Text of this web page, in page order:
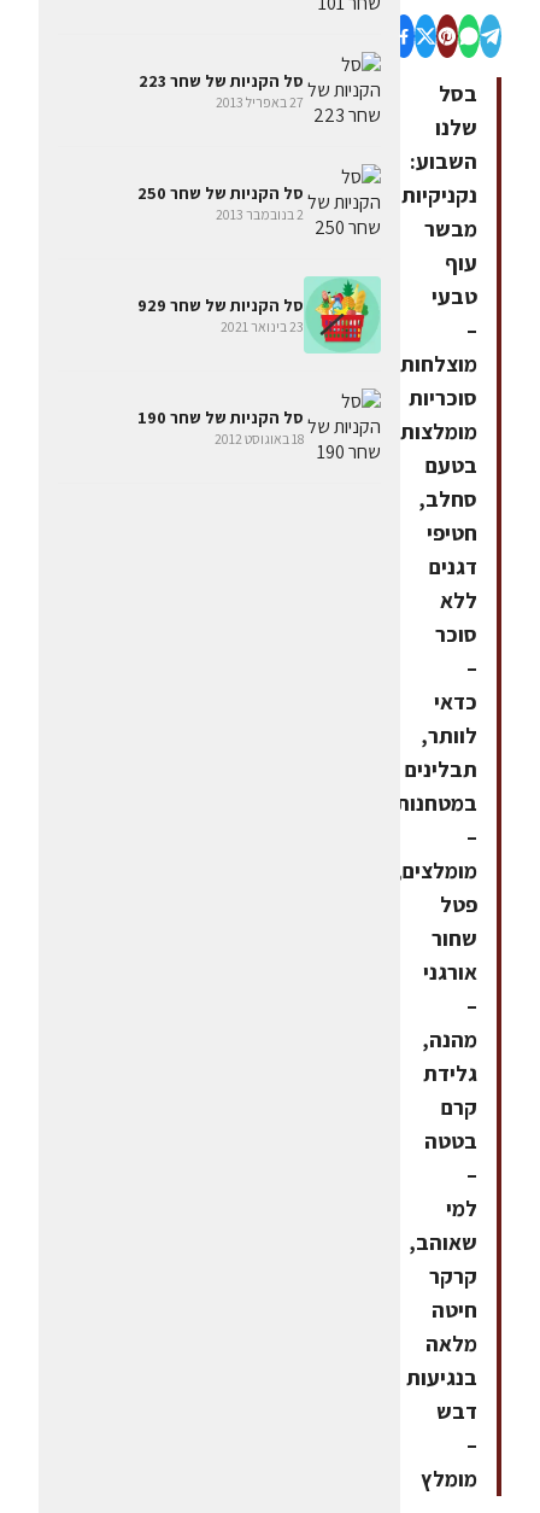
בסל
שלנו
השבוע:
נקניקיות
מבשר
עוף
טבעי
–
מוצלחות,
סוכריות
מומלצות
בטעם
סחלב,
חטיפי
דגנים
ללא
סוכר
–
כדאי
לוותר,
תבלינים
במטחנות
–
מומלצים,
פטל
שחור
אורגני
–
מהנה,
גלידת
קרם
בטטה
–
למי
שאוהב,
קרקר
חיטה
מלאה
בנגיעות
דבש
–
מומלץ
סל הקניות של שחר 223
27 באפריל 2013
סל הקניות של שחר 250
2 בנובמבר 2013
סל הקניות של שחר 929
23 בינואר 2021
סל הקניות של שחר 190
18 באוגוסט 2012